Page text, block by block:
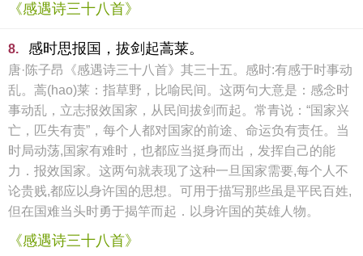
《感遇诗三十八首》
8. 感时思报国，拔剑起蒿莱。
唐·陈子昂《感遇诗三十八首》其三十五。感时:有感于时事动
乱。蒿(hao)莱：指草野，比喻民间。这两句大意是：感念时
事动乱，立志报效国家，从民间拔剑而起。常青说：“国家兴
亡，匹失有责”，每个人都对国家的前途、命运负有责任。当
时局动荡,国家有难时，也都应当挺身而出，发挥自己的能
力．报效国家。这两句就表现了这种一旦国家需要,每个人不
论贵贱,都应以身许国的思想。可用于描写那些虽是平民百姓,
但在国难当头时勇于揭竿而起．以身许国的英雄人物。
《感遇诗三十八首》